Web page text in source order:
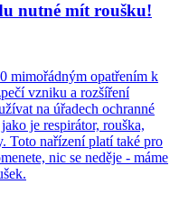
nutné mít roušku!
mimořádným opatřením k
vzniku a rozšíření
na úřadech ochranné
je respirátor, rouška,
Toto nařízení platí také pro
nic se neděje - máme